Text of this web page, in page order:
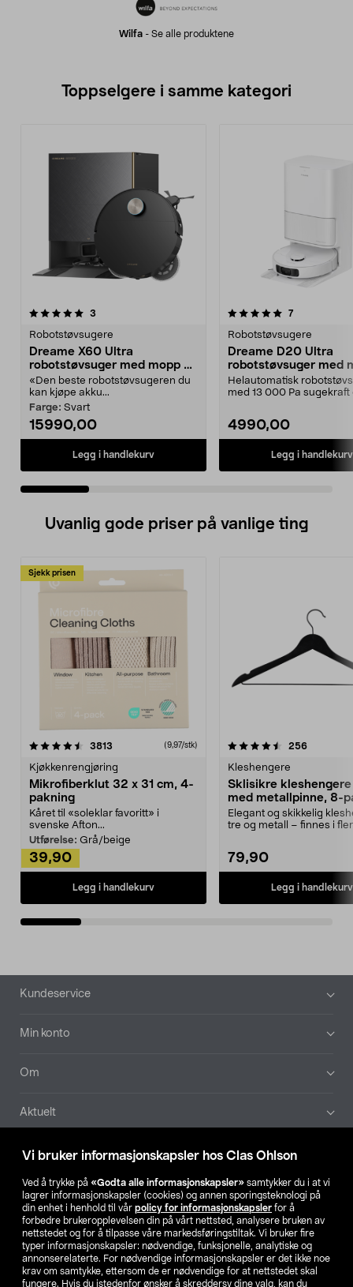
Vi bruker informasjonskapsler hos Clas Ohlson
Ved å trykke på «Godta alle informasjonskapsler» samtykker du i at vi
lagrer informasjonskapsler (cookies) og annen sporingsteknologi på
din enhet i henhold til vår policy for informasjonskapsler for å
forbedre brukeropplevelsen din på vårt nettsted, analysere bruken av
nettstedet og for å tilpasse våre markedsføringstiltak. Vi bruker fire
typer informasjonskapsler: nødvendige, funksjonelle, analytiske og
annonserelaterte. For nødvendige informasjonskapsler er det ikke noe
krav om samtykke, ettersom de er nødvendige for at nettstedet skal
fungere. Hvis du istedenfor ønsker å skreddersy dine valg, kan du
Wilfa - Se alle produktene
Toppselgere i samme kategori
3
Robotstøvsugere
Dreame X60 Ultra
robotstøvsuger med mopp og
selvtømming
«Den beste robotstøvsugeren du
kan kjøpe akku...
Farge: Svart
15990,00
Legg i handlekurv
5.0 av 5 stjerner 7anmeldelser
Robotstøvsugere
Dreame D20 Ultra
robotstøvsuger med
hvit
Helautomatisk
med 13 000 Pa sugekraft
4990,00
Legg i handlekurv
5.0 av 5 stjerner
Uvanlig gode priser på vanlige ting
Sjekk prisen
3813 anmeldelser(9,97/stk)
Kjøkkenrengjøring
Mikrofiberklut 32 x 31 cm, 4-
pakning
Kåret til «soleklar favoritt» i
svenske Afton...
Utførelse: Grå/beige
39,90
Legg i handlekurv
4.5av 5 stjerner 256
Kleshengere
Sklisikre
med metallpinne, 8-
Elegant og skikkelig
tre og metall – finnes i
79,90
Legg i handlekurv
4.5av 5 stjerner
Bunntekst
Kundeservice
Min konto
Om
Aktuelt
Våre selskaper
Finn din butikk
SE NO FI